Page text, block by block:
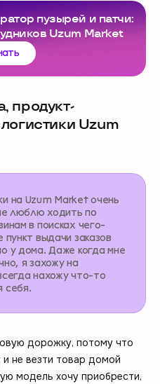
пузырей и патчи:
Uzum Market
продукт-
Uzum
на Uzum Market очень
люблю ходить по
в поисках чего-
выдачи заказов
у дома. Даже когда мне
я захожу на
нахожу что-то
себя.
дорожку, потому что
не везти товар домой
модель хочу приобрести,